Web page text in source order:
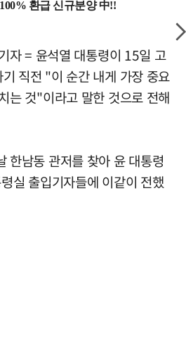
자 = 윤석열 대통령이 15일 고
직전 "이 순간 내게 가장 중요
는 것"이라고 말한 것으로 전해
한남동 관저를 찾아 윤 대통령
실 출입기자들에 이같이 전했